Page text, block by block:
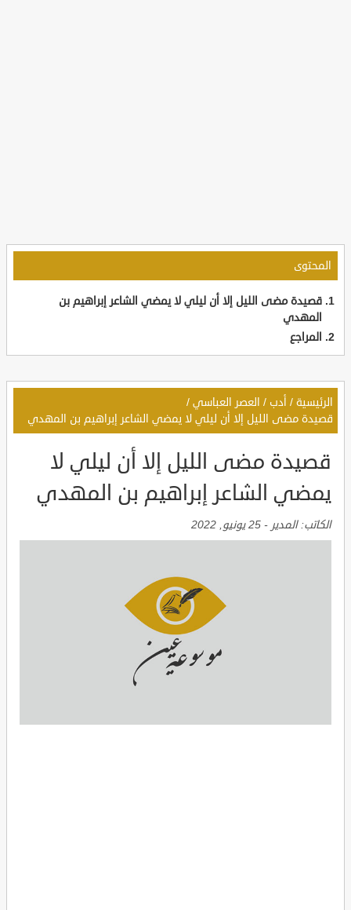
المحتوى
قصيدة مضى الليل إلا أن ليلي لا يمضي الشاعر إبراهيم بن
المهدي
المراجع
الرئيسية / أدب / العصر العباسي /
قصيدة مضى الليل إلا أن ليلي لا يمضي الشاعر إبراهيم بن المهدي
قصيدة مضى الليل إلا أن ليلي لا
يمضي الشاعر إبراهيم بن المهدي
الكاتب:المدير - 25 يونيو, 2022